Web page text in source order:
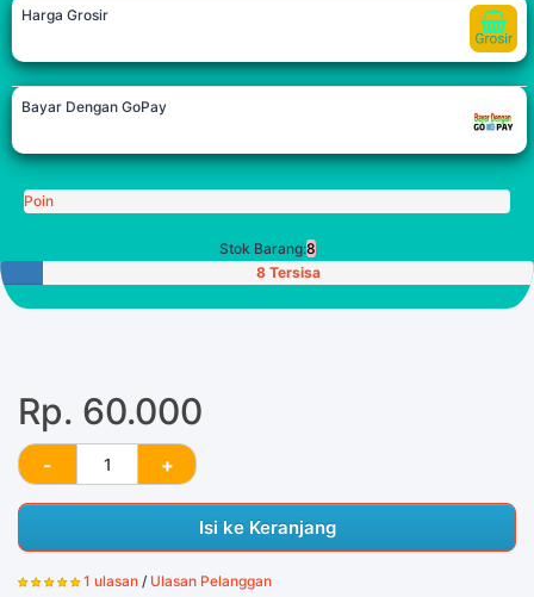
Harga Grosir
Bayar Dengan GoPay
Poin
Stok Barang:8
8 Tersisa
Rp. 60.000
Isi ke Keranjang
1 ulasan / Ulasan Pelanggan